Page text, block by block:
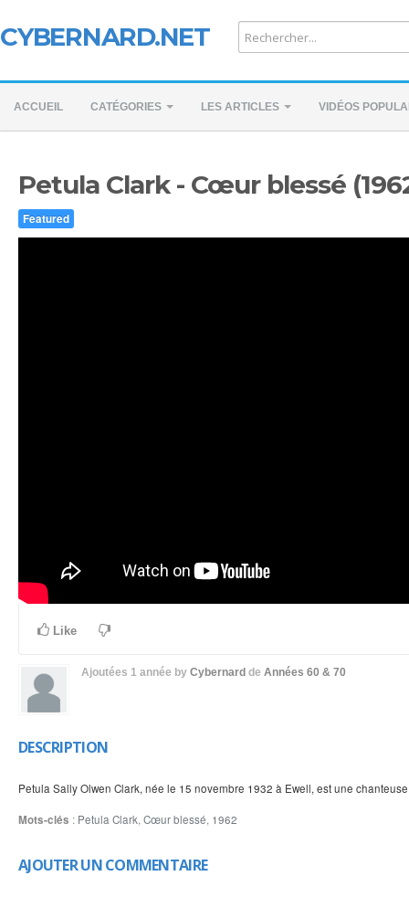
CYBERNARD.NET
ACCUEIL CATÉGORIES LES ARTICLES VIDÉOS
Petula Clark - Cœur blessé
Featured
Like
Ajoutées 1 année by Cybernard de Années 60 & 70
DESCRIPTION
Petula Sally Olwen Clark, née le 15 novembre 1932 à Ewell, est une
Mots-clés : Petula Clark, Cœur blessé, 1962
AJOUTER UN COMMENTAIRE